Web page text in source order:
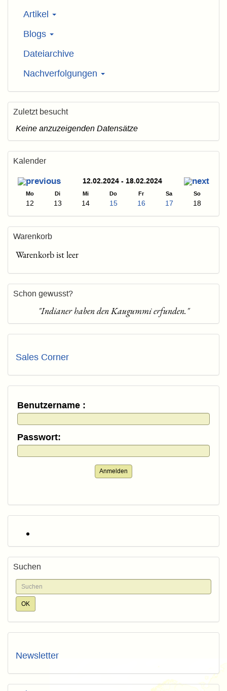
Artikel
Blogs
Dateiarchive
Nachverfolgungen
Zuletzt besucht
Keine anzuzeigenden Datensätze
Kalender
12.02.2024 - 18.02.2024
Mo Di Mi Do Fr Sa So
12 13 14 15 16 17 18
Warenkorb
Warenkorb ist leer
Schon gewusst?
"Indianer haben den Kaugummi erfunden."
Sales Corner
Benutzername :
Passwort:
Anmelden
Suchen
Newsletter